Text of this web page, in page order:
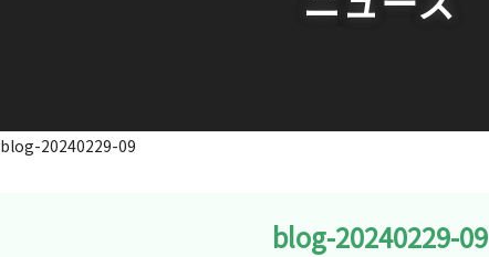
blog-20240229-09
blog-20240229-09